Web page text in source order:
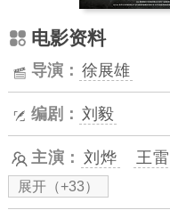
电影资料
导演： 徐展雄
编剧： 刘毅
主演： 刘烨 王雷
展开（+33）